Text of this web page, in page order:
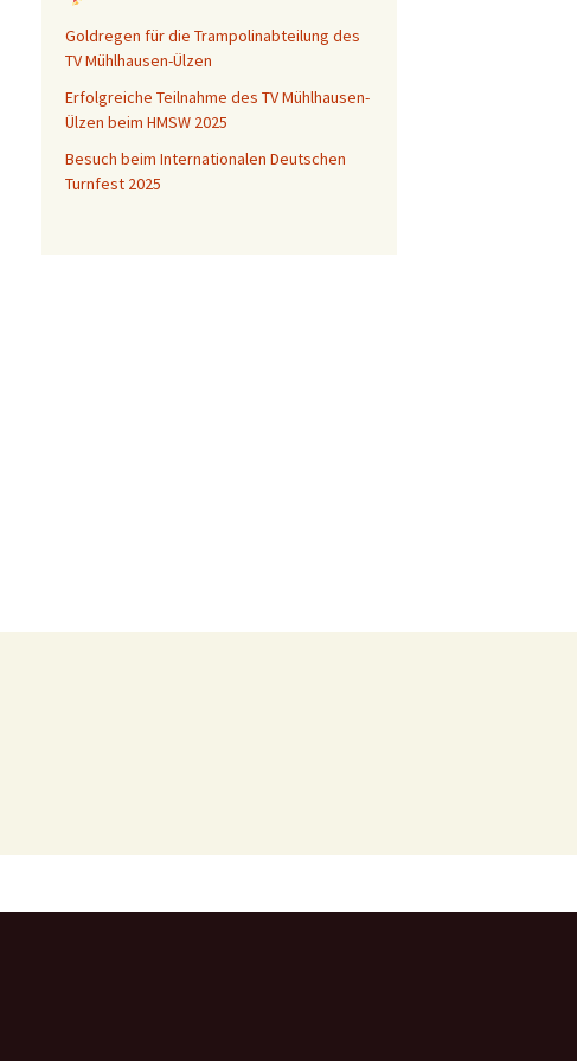
Goldregen für die Trampolinabteilung des
TV Mühlhausen-Ülzen
Erfolgreiche Teilnahme des TV Mühlhausen-
Ülzen beim HMSW 2025
Besuch beim Internationalen Deutschen
Turnfest 2025